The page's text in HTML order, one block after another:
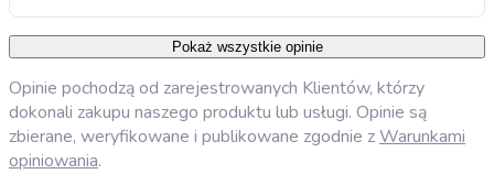
Pokaż wszystkie opinie
Opinie pochodzą od zarejestrowanych Klientów, którzy
dokonali zakupu naszego produktu lub usługi. Opinie są
zbierane, weryfikowane i publikowane zgodnie zWarunkami
opiniowania.